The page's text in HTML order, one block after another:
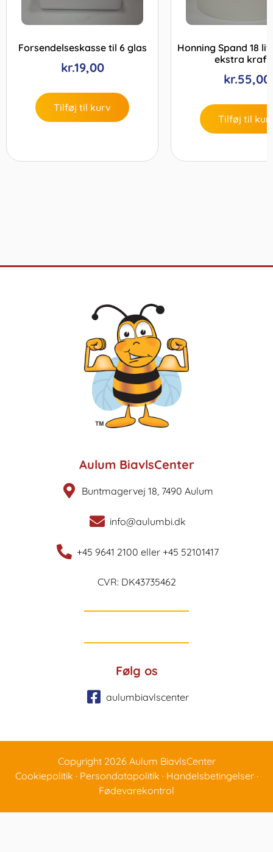
Forsendelseskasse til 6 glas
kr.19,00
Tilføj til kurv
Honning Spand 18
ekstra
kr.55,00
Tilføj til
Aulum BiavlsCenter
Buntmagervej 18, 7490 Aulum
info@aulumbi.dk
+45 9641 2100 eller +45 52101417
CVR: DK43735462
Følg os
aulumbiavlscenter
Copyright 2026 Aulum BiavlsCenter
Cookiepolitik · Persondatapolitik · Handelsbetingelser·
Fødevarekontrol